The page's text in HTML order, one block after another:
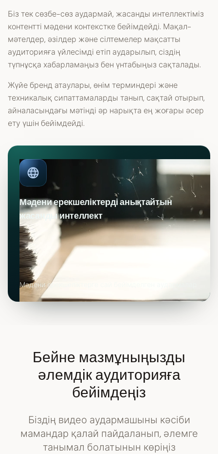
Біз тек сөзбе-сөз аудармай, жасанды интеллектіміз
контентті мәдени контекстке бейімдейді. Мақал-
мәтелдер, әзілдер және сілтемелер мақсатты
аудиторияға үйлесімді етіп аударылып, сіздің
түпнұсқа хабарламаңыз бен үнтабыңыз сақталады.
Жүйе бренд атаулары, өнім терминдері және
техникалық сипаттамаларды танып, сақтай отырып,
айналасындағы мәтінді әр нарықта ең жоғары әсер
ету үшін бейімдейді.
Мәдени ерекшеліктерді анықтайтын
жасанды интеллект
Мәдени ерекшеліктерге сай бейімделген аудармалар
Бейне мазмұныңызды
әлемдік аудиторияға
бейімдеңіз
Біздің видео аудармашыны кәсіби
мамандар қалай пайдаланып, әлемге
танымал болатынын көріңіз